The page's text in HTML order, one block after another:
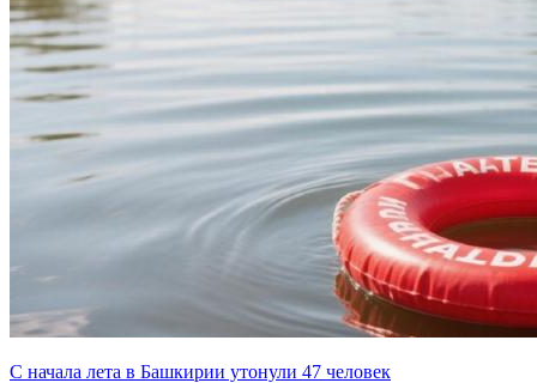
С начала лета в Башкирии утонули 47 человек